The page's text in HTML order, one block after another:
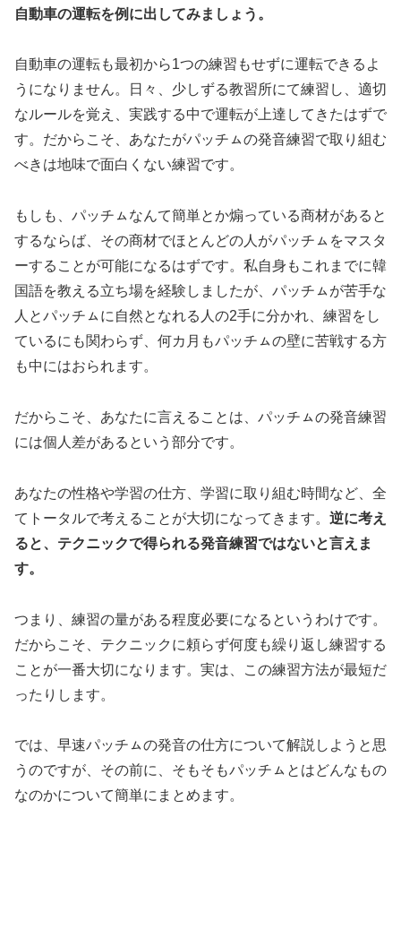
自動車の運転を例に出してみましょう。
自動車の運転も最初から1つの練習もせずに運転できるよ
うになりません。日々、少しずる教習所にて練習し、適切
なルールを覚え、実践する中で運転が上達してきたはずで
す。だからこそ、あなたがパッチㇺの発音練習で取り組む
べきは地味で面白くない練習です。
もしも、パッチㇺなんて簡単とか煽っている商材があると
するならば、その商材でほとんどの人がパッチㇺをマスタ
ーすることが可能になるはずです。私自身もこれまでに韓
国語を教える立ち場を経験しましたが、パッチㇺが苦手な
人とパッチㇺに自然となれる人の2手に分かれ、練習をし
ているにも関わらず、何カ月もパッチㇺの壁に苦戦する方
も中にはおられます。
だからこそ、あなたに言えることは、パッチㇺの発音練習
には個人差があるという部分です。
あなたの性格や学習の仕方、学習に取り組む時間など、全
てトータルで考えることが大切になってきます。 逆に考え
ると、テクニックで得られる発音練習ではないと言えま
す。
つまり、練習の量がある程度必要になるというわけです。
だからこそ、テクニックに頼らず何度も繰り返し練習する
ことが一番大切になります。実は、この練習方法が最短だ
ったりします。
では、早速パッチㇺの発音の仕方について解説しようと思
うのですが、その前に、そもそもパッチㇺとはどんなもの
なのかについて簡単にまとめます。